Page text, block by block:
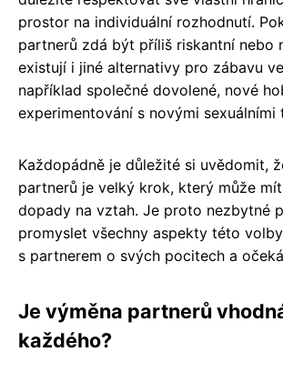
prostor na individuální rozhodnutí.
partnerů zdá být příliš riskantní nebo
existují i jiné alternativy pro zábavu
například společné dovolené, nové
experimentování s novými sexuálními
Každopádně je důležité si uvědomit,
partnerů je velký krok, který může
dopady na vztah. Je proto nezbytné
promyslet všechny aspekty této
s partnerem o svých pocitech a
Je výměna partnerů
každého?